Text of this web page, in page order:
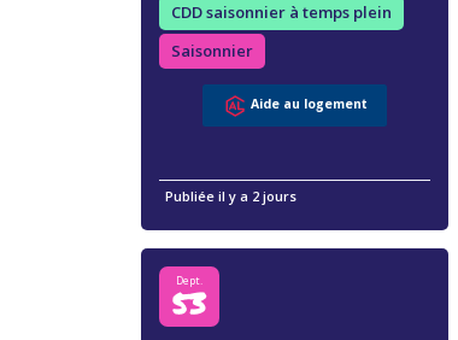
CDD saisonnier à temps plein
Saisonnier
Aide au logement
Publiée il y a 2 jours
Dept.
53